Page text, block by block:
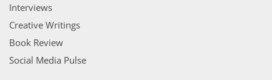
Interviews
Creative Writings
Book Review
Social Media Pulse